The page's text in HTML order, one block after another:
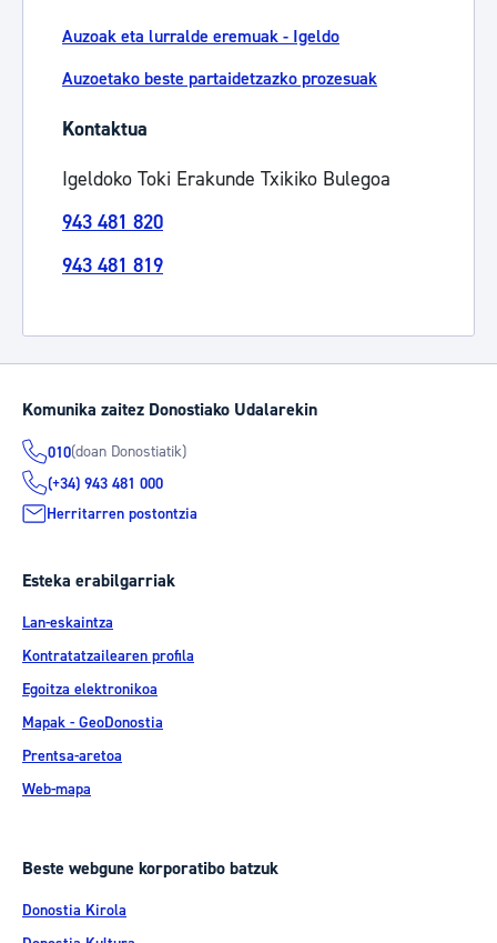
Auzoak eta lurralde eremuak - Igeldo
Auzoetako beste partaidetzazko prozesuak
Kontaktua
Igeldoko Toki Erakunde Txikiko Bulegoa
943 481 820
943 481 819
Komunika zaitez Donostiako Udalarekin
010(doan Donostiatik)
(+34) 943 481 000
Herritarren postontzia
Esteka erabilgarriak
Lan-eskaintza
Kontratatzailearen profila
Egoitza elektronikoa
Mapak - GeoDonostia
Prentsa-aretoa
Web-mapa
Beste webgune korporatibo batzuk
Donostia Kirola